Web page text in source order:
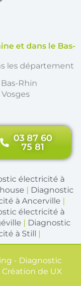
et dans le Bas-
les département
Bas-Rhin
Vosges
03 87 60
75 81
électricité à
| Diagnostic
à Ancerville |
électricité à
| Diagnostic
à Still |
- Diagnostic
de UX